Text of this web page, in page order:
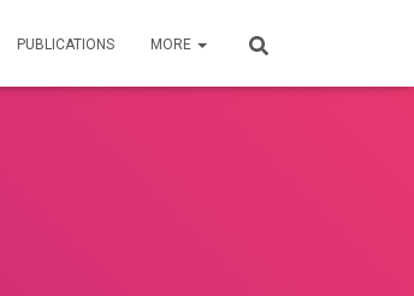
PUBLICATIONS MORE